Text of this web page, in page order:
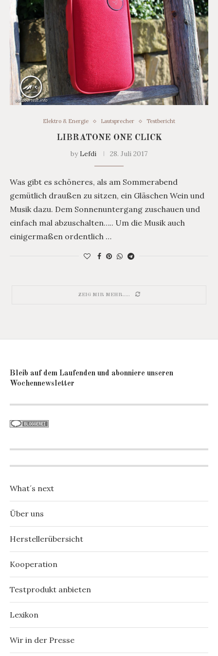
Elektro & Energie Lautsprecher Testbericht
LIBRATONE ONE CLICK
byLefdi 28. Juli 2017
Was gibt es schöneres, als am Sommerabend
gemütlich draußen zu sitzen, ein Gläschen Wein und
Musik dazu. Dem Sonnenuntergang zuschauen und
einfach mal abzuschalten….. Um die Musik auch
einigermaßen ordentlich …
ZEIG MIR MEHR.....
Bleib auf dem Laufenden und abonniere unseren
Wochennewsletter
What´s next
Über uns
Herstellerübersicht
Kooperation
Testprodukt anbieten
Lexikon
Wir in der Presse